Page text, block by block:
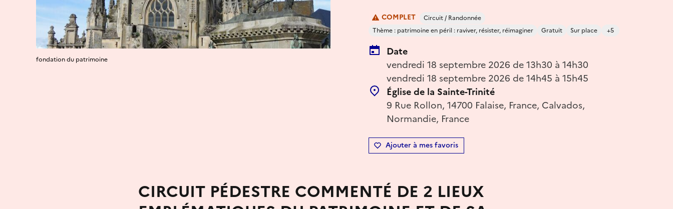
COMPLET
Circuit / Randonnée
Thème : patrimoine en péril : raviver, résister, réimaginer
Gratuit Sur place +5
Date
vendredi 18 septembre 2026 de 13h30 à 14h30
vendredi 18 septembre 2026 de 14h45 à 15h45
Église de la Sainte-Trinité
9 Rue Rollon, 14700 Falaise, France, Calvados,
Normandie, France
Ajouter à mes favoris
fondation du patrimoine
CIRCUIT PÉDESTRE COMMENTÉ DE 2 LIEUX